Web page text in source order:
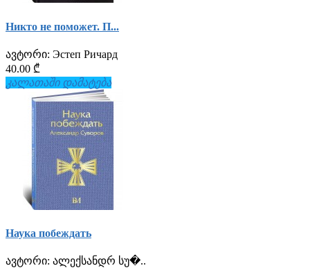
Никто не поможет. П...
ავტორი: Эстеп Ричард
40.00 ₾
კალათაში დამატება
Наука побеждать
ავტორი: ალექსანდრ სუ�..